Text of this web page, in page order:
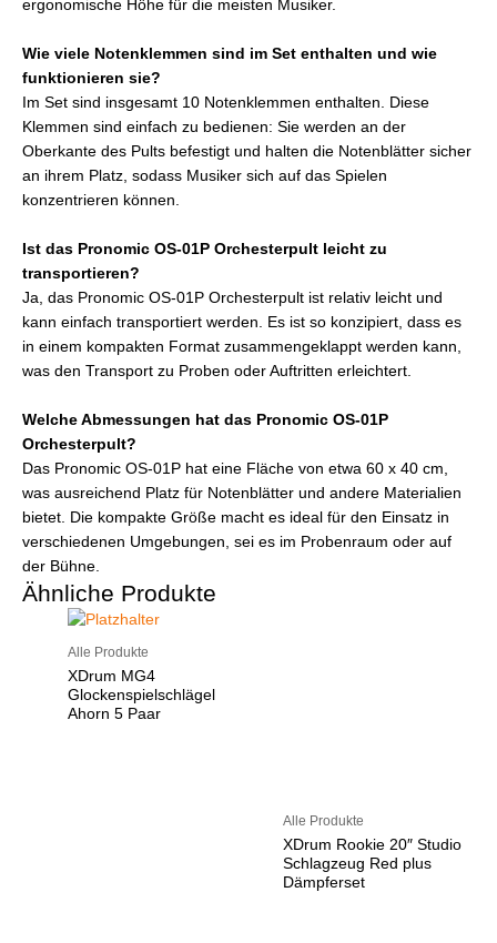
ergonomische Höhe für die meisten Musiker.
Wie viele Notenklemmen sind im Set enthalten und wie
funktionieren sie?
Im Set sind insgesamt 10 Notenklemmen enthalten. Diese
Klemmen sind einfach zu bedienen: Sie werden an der
Oberkante des Pults befestigt und halten die Notenblätter sicher
an ihrem Platz, sodass Musiker sich auf das Spielen
konzentrieren können.
Ist das Pronomic OS-01P Orchesterpult leicht zu
transportieren?
Ja, das Pronomic OS-01P Orchesterpult ist relativ leicht und
kann einfach transportiert werden. Es ist so konzipiert, dass es
in einem kompakten Format zusammengeklappt werden kann,
was den Transport zu Proben oder Auftritten erleichtert.
Welche Abmessungen hat das Pronomic OS-01P
Orchesterpult?
Das Pronomic OS-01P hat eine Fläche von etwa 60 x 40 cm,
was ausreichend Platz für Notenblätter und andere Materialien
bietet. Die kompakte Größe macht es ideal für den Einsatz in
verschiedenen Umgebungen, sei es im Probenraum oder auf
der Bühne.
Ähnliche Produkte
Alle Produkte
XDrum MG4
Glockenspielschlägel
Ahorn 5 Paar
Alle Produkte
XDrum Rookie 20″ Studio
Schlagzeug Red plus
Dämpferset